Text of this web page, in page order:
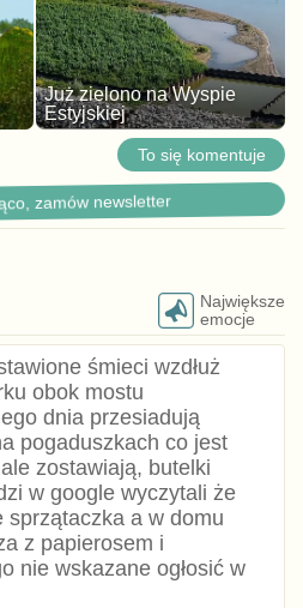
Już zielono na Wyspie
Estyjskiej
To się komentuje
zamów newsletter
Największe
emocje
śmieci wzdłuż
obok mostu
dnia przesiadują
pogaduszkach co jest
zostawiają, butelki
w google wyczytali że
sprzątaczka a w domu
z papierosem i
nie wskazane ogłosić w